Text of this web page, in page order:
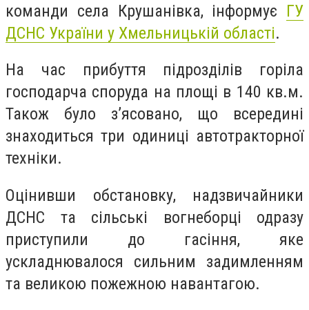
команди села Крушанівка, інформує ГУ
ДСНС України у Хмельницькій області.
На час прибуття підрозділів горіла
господарча споруда на площі в 140 кв.м.
Також було з’ясовано, що всередині
знаходиться три одиниці автотракторної
техніки.
Оцінивши обстановку, надзвичайники
ДСНС та сільські вогнеборці одразу
приступили до гасіння, яке
ускладнювалося сильним задимленням
та великою пожежною навантагою.